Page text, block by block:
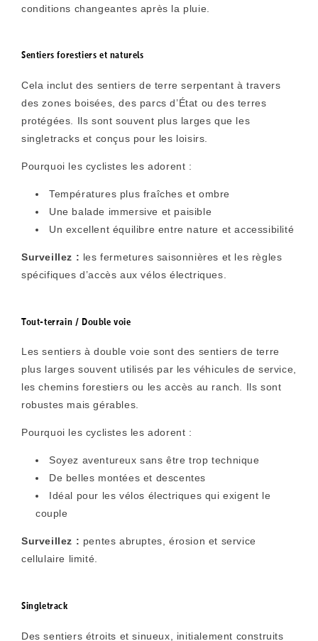
conditions changeantes après la pluie.
Sentiers forestiers et naturels
Cela inclut des sentiers de terre serpentant à travers
des zones boisées, des parcs d’État ou des terres
protégées. Ils sont souvent plus larges que les
singletracks et conçus pour les loisirs.
Pourquoi les cyclistes les adorent :
Températures plus fraîches et ombre
Une balade immersive et paisible
Un excellent équilibre entre nature et accessibilité
Surveillez : les fermetures saisonnières et les règles
spécifiques d’accès aux vélos électriques.
Tout-terrain / Double voie
Les sentiers à double voie sont des sentiers de terre
plus larges souvent utilisés par les véhicules de service,
les chemins forestiers ou les accès au ranch. Ils sont
robustes mais gérables.
Pourquoi les cyclistes les adorent :
Soyez aventureux sans être trop technique
De belles montées et descentes
Idéal pour les vélos électriques qui exigent le
couple
Surveillez : pentes abruptes, érosion et service
cellulaire limité.
Singletrack
Des sentiers étroits et sinueux, initialement construits